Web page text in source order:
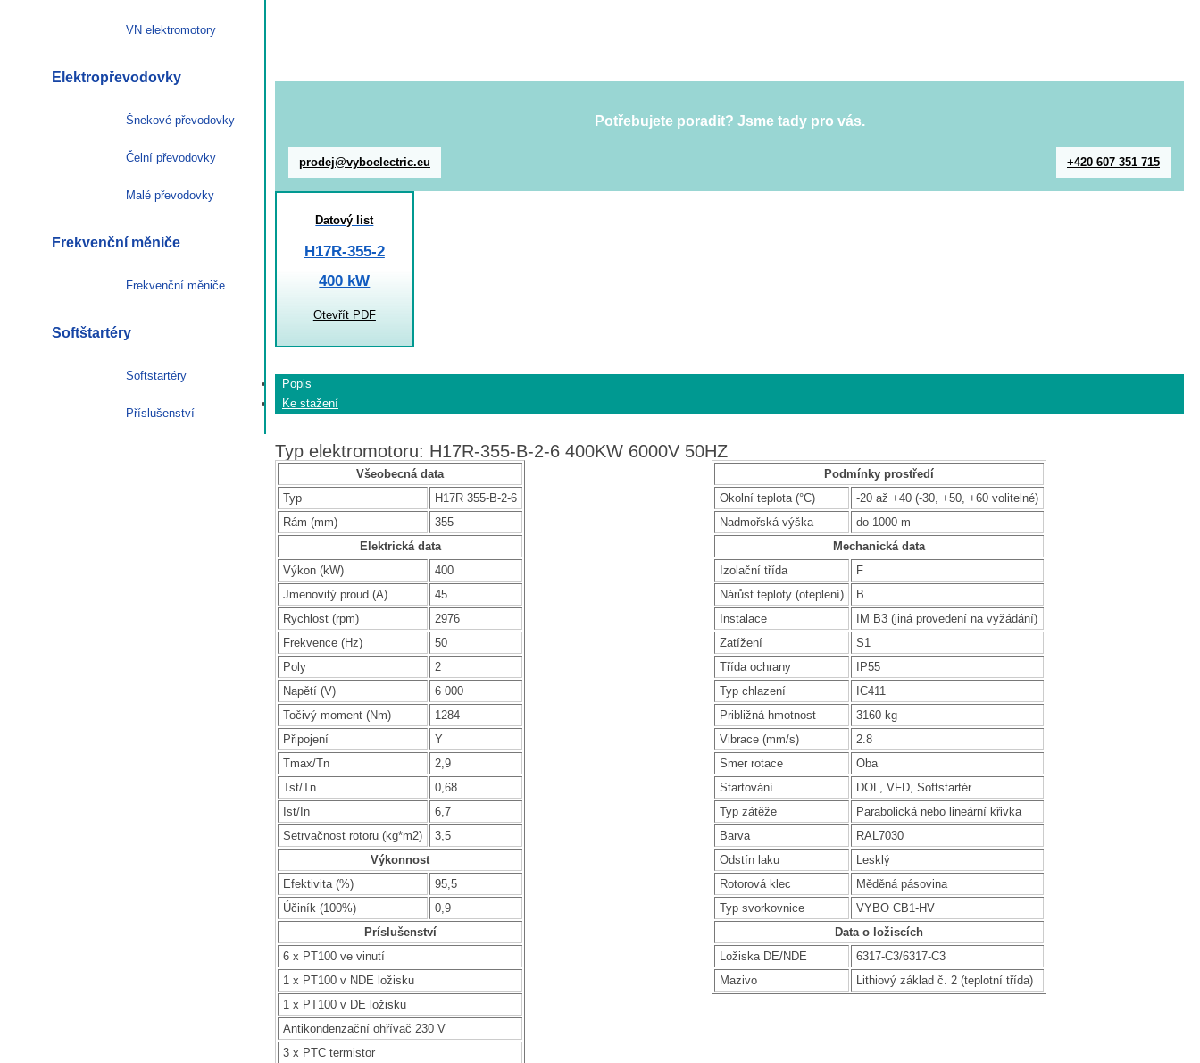
Potřebujete poradit? Jsme tady pro vás.
prodej@vyboelectric.eu +420 607 351 715
Datový list
H17R-355-2
400 kW
Otevřít PDF
Popis
Ke stažení
Typ elektromotoru: H17R-355-B-2-6 400KW 6000V 50HZ
Všeobecná data
Typ
H17R 355-B-2-6
Rám (mm)
355
Elektrická data
Výkon (kW)
400
Jmenovitý proud (A)
45
Rychlost (rpm)
2976
Frekvence (Hz)
50
Poly
2
Napětí (V)
6 000
Točivý moment (Nm)
1284
Připojení
Y
Tmax/Tn
2,9
Tst/Tn
0,68
Ist/In
6,7
Setrvačnost rotoru (kg*m2)
3,5
Výkonnost
Efektivita (%)
95,5
Účiník (100%)
0,9
Príslušenství
6 x PT100 ve vinutí
1 x PT100 v NDE ložisku
1 x PT100 v DE ložisku
Antikondenzační ohřívač 230 V
3 x PTC termistor
Podmínky prostředí
Okolní teplota (°C)
-20 až +40 (-30, +50, +60 volitelné)
Nadmořská výška
do 1000 m
Mechanická data
Izolační třída
F
Nárůst teploty (oteplení)
B
Instalace
IM B3 (jiná provedení na vyžádání)
Zatížení
S1
Třída ochrany
IP55
Typ chlazení
IC411
Približná hmotnost
3160 kg
Vibrace (mm/s)
2.8
Smer rotace
Oba
Startování
DOL, VFD, Softstartér
Typ zátěže
Parabolická nebo lineární křivka
Barva
RAL7030
Odstín laku
Lesklý
Rotorová klec
Měděná pásovina
Typ svorkovnice
VYBO CB1-HV
Data o ložiscích
Ložiska DE/NDE
6317-C3/6317-C3
Mazivo
Lithiový základ č. 2 (teplotní třída)
VN elektromotory
Elektropřevodovky
Šnekové převodovky
Čelní převodovky
Malé převodovky
Frekvenční měniče
Frekvenční měniče
Softštartéry
Softstartéry
Příslušenství